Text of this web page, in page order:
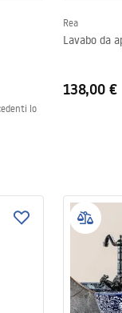
lo
Rea
Lavabo da
138,00 €